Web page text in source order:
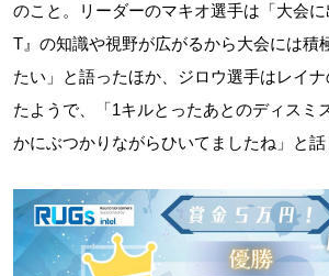
のこと。リーダーのマキオ選手は「大会
T』の知識や視野が広がるから大会には積
たい」と語ったほか、ジロウ選手はレイ
たようで、「1キルとったあとのディスミ
かにぶつかりながらひいてましたね」と話